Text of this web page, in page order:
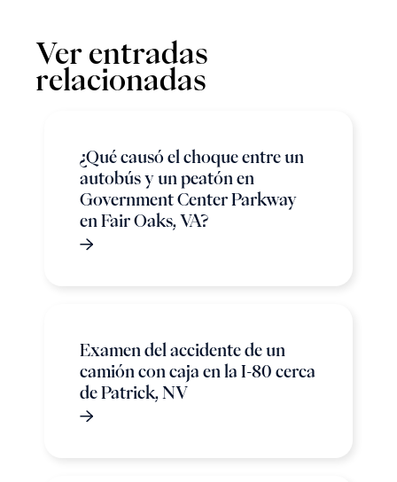
Ver entradas
relacionadas
¿Qué causó el choque entre un
autobús y un peatón en
Government Center Parkway
en Fair Oaks, VA?
Examen del accidente de un
camión con caja en la I-80 cerca
de Patrick, NV